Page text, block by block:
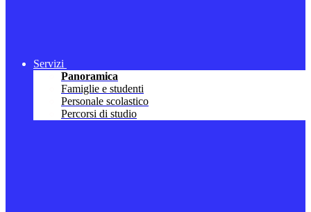
Servizi
Panoramica
Famiglie e studenti
Personale scolastico
Percorsi di studio